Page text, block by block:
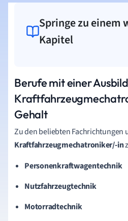
Springe zu einem
Kapitel
Berufe mit einer
Gehalt
Zu den beliebten Fachrichtungen
Kraftfahrzeugmechatroniker/-in
Personenkraftwagentechnik
Nutzfahrzeugtechnik
Motorradtechnik